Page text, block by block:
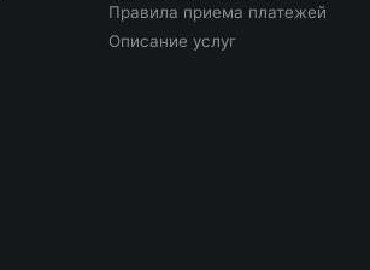
Правила приема платежей
Описание услуг